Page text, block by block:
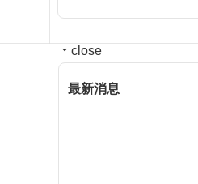
close
最新消息